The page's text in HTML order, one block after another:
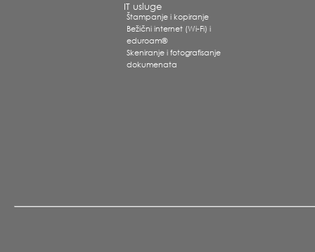
IT usluge
Štampanje i kopiranje
Bežični internet (Wi-Fi) i
eduroam®
Skeniranje i fotografisanje
dokumenata